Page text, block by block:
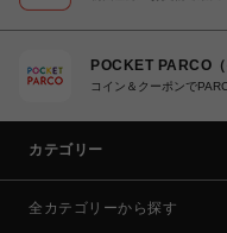
POCKET PARCO（
コイン＆クーポンで
カテゴリー
全カテゴリーから探す